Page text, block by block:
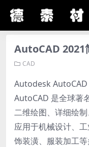
AutoCAD 2021
CAD
Autodesk AutoCAD
AutoCAD 是全球著
二维绘图、详细绘
应用于机械设计、
饰装潢、服装加工